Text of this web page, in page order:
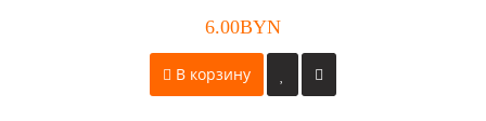
6.00BYN
В корзину